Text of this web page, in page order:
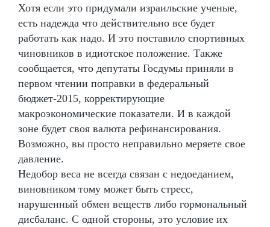
Хотя если это придумали израильские ученые,
есть надежда что действительно все будет
работать как надо. И это поставило спортивных
чиновников в идиотское положение. Также
сообщается, что депутаты Госдумы приняли в
первом чтении поправки в федеральный
бюджет-2015, корректирующие
макроэкономические показатели. И в каждой
зоне будет своя валюта рефинансирования.
Возможно, вы просто неправильно меряете свое
давление.
Недобор веса не всегда связан с недоеданием,
виновником тому может быть стресс,
нарушенный обмен веществ либо гормональный
дисбаланс. С одной стороны, это условие их